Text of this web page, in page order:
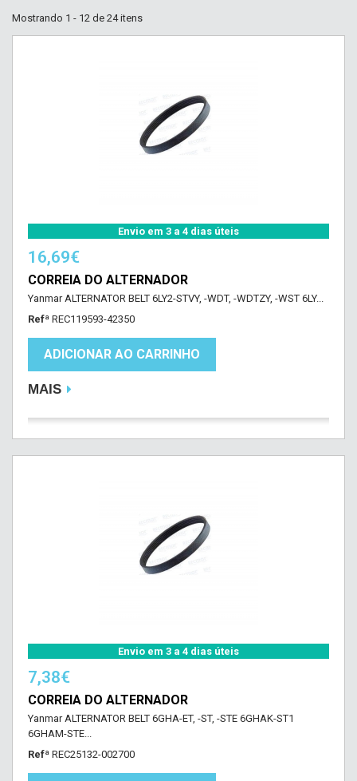
Mostrando 1 - 12 de 24 itens
Envio em 3 a 4 dias úteis
16,69€
CORREIA DO ALTERNADOR
Yanmar ALTERNATOR BELT 6LY2-STVY, -WDT, -WDTZY, -WST 6LY...
Refª REC119593-42350
ADICIONAR AO CARRINHO
MAIS
Envio em 3 a 4 dias úteis
7,38€
CORREIA DO ALTERNADOR
Yanmar ALTERNATOR BELT 6GHA-ET, -ST, -STE 6GHAK-ST1
6GHAM-STE...
Refª REC25132-002700